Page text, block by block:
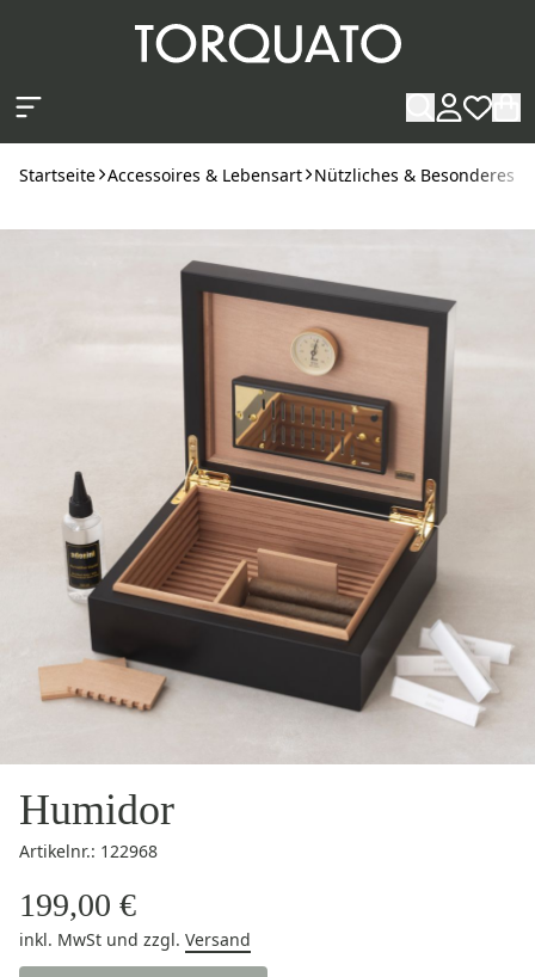
Startseite Accessoires & Lebensart Nützliches & Besonderes
Humidor
Artikelnr.: 122968
199,00 €
inkl. MwSt und zzgl. Versand